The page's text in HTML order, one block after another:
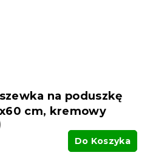
na poduszkę
cm, kremowy
Do Koszyka